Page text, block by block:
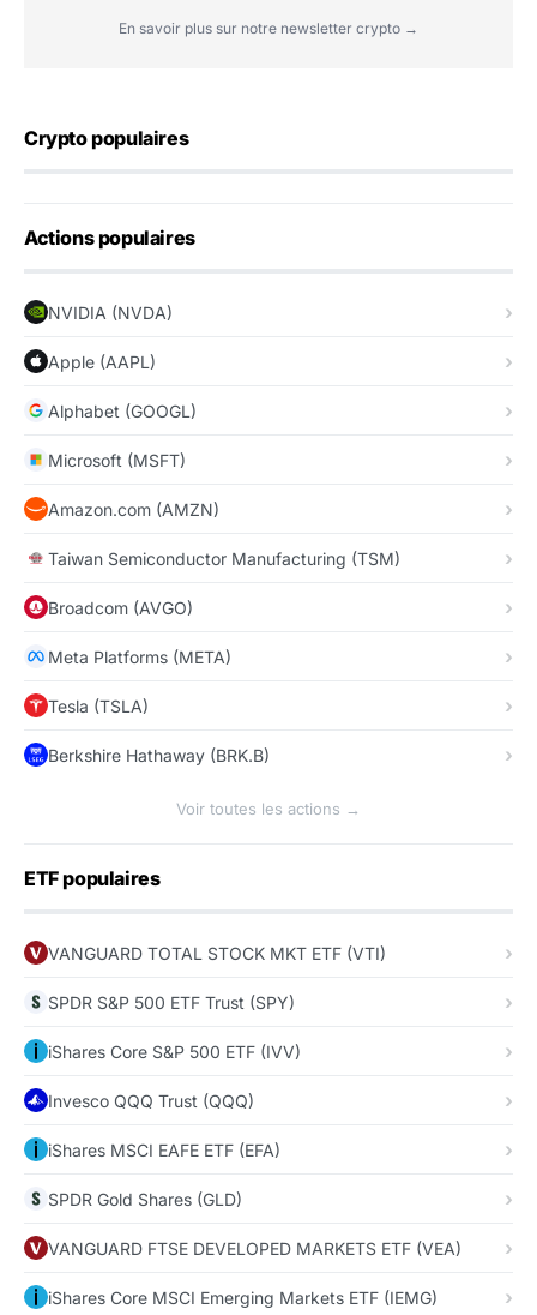
En savoir plus sur notre newsletter crypto →
Crypto populaires
Actions populaires
NVIDIA (NVDA)
Apple (AAPL)
Alphabet (GOOGL)
Microsoft (MSFT)
Amazon.com (AMZN)
Taiwan Semiconductor Manufacturing (TSM)
Broadcom (AVGO)
Meta Platforms (META)
Tesla (TSLA)
Berkshire Hathaway (BRK.B)
Voir toutes les actions →
ETF populaires
VANGUARD TOTAL STOCK MKT ETF (VTI)
SPDR S&P 500 ETF Trust (SPY)
iShares Core S&P 500 ETF (IVV)
Invesco QQQ Trust (QQQ)
iShares MSCI EAFE ETF (EFA)
SPDR Gold Shares (GLD)
VANGUARD FTSE DEVELOPED MARKETS ETF (VEA)
iShares Core MSCI Emerging Markets ETF (IEMG)